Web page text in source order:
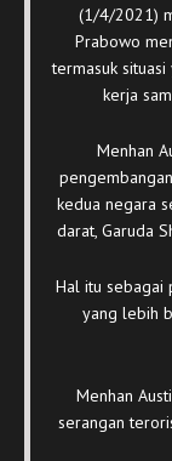
(1/4/2021)
Prabowo
termasuk
kerja
Menhan
kedua negara
darat, Garuda
Hal itu sebagai
yang lebih
Menhan
serangan